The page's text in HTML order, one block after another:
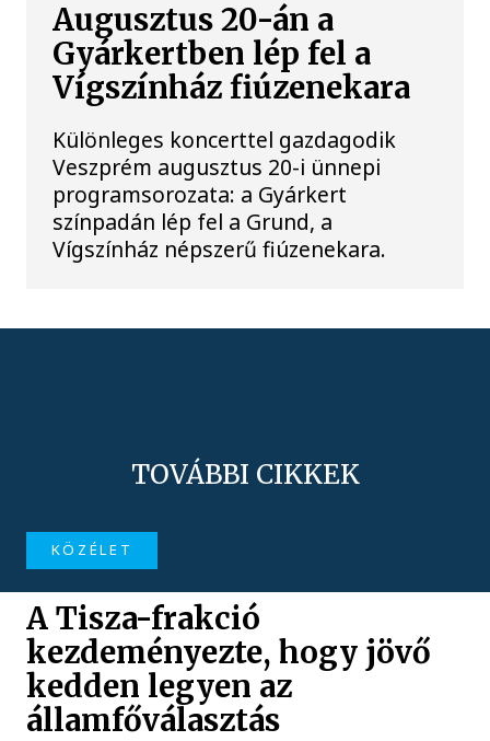
Augusztus 20-án a
Gyárkertben lép fel a
Vígszínház fiúzenekara
Különleges koncerttel gazdagodik
Veszprém augusztus 20-i ünnepi
programsorozata: a Gyárkert
színpadán lép fel a Grund, a
Vígszínház népszerű fiúzenekara.
TOVÁBBI CIKKEK
KÖZÉLET
A Tisza-frakció
kezdeményezte, hogy jövő
kedden legyen az
államfőválasztás